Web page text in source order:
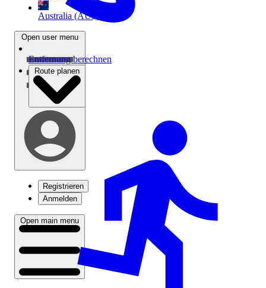
Australia (AU$)
Open user menu
Registrieren
Anmelden
Open main menu
Entfernung berechnen
Route planen